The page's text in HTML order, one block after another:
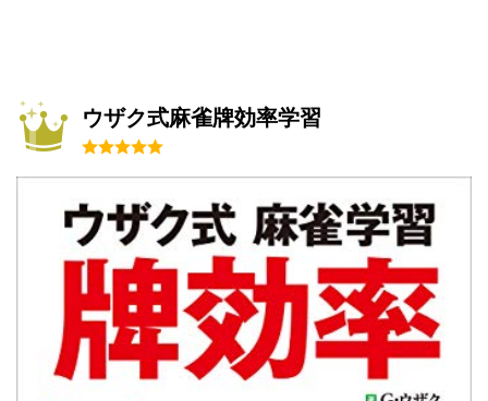
ウザク式麻雀牌効率学習